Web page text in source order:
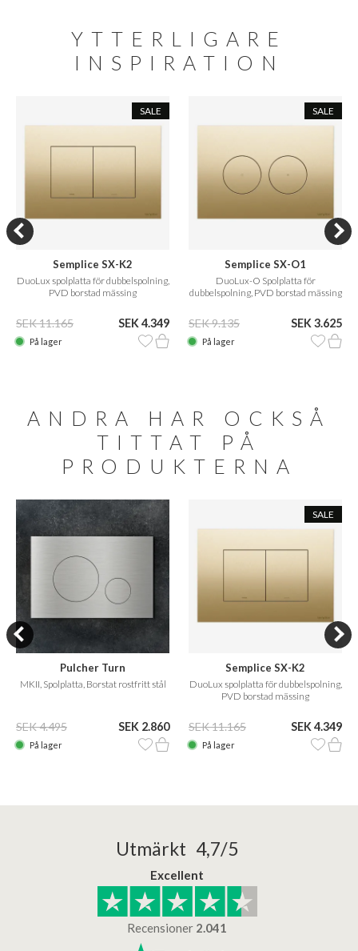
YTTERLIGARE
INSPIRATION
SALE
Semplice SX-K2
DuoLux spolplatta för dubbelspolning,
PVD borstad mässing
SEK 11.165 SEK 4.349
På lager
SALE
Semplice SX-O1
DuoLux-O Spolplatta för
dubbelspolning, PVD borstad mässing
SEK 9.135 SEK 3.625
På lager
ANDRA HAR OCKSÅ
TITTAT PÅ
PRODUKTERNA
Pulcher Turn
MKII, Spolplatta, Borstat rostfritt stål
SEK 4.495 SEK 2.860
På lager
SALE
Semplice SX-K2
DuoLux spolplatta för dubbelspolning,
PVD borstad mässing
SEK 11.165 SEK 4.349
På lager
Utmärkt 4,7/5
Excellent
Recensioner 2.041